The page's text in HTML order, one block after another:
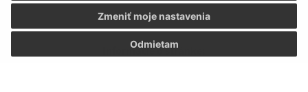
Odmietam
Zmeniť moje nastavenia
Informácie o stránke: